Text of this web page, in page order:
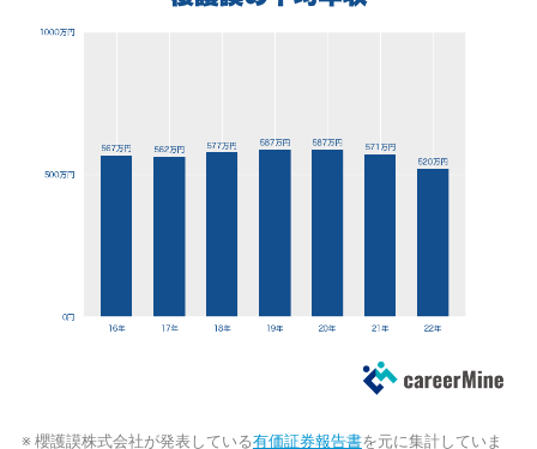
※ 櫻護謨株式会社が発表している有価証券報告書を元に集計していま